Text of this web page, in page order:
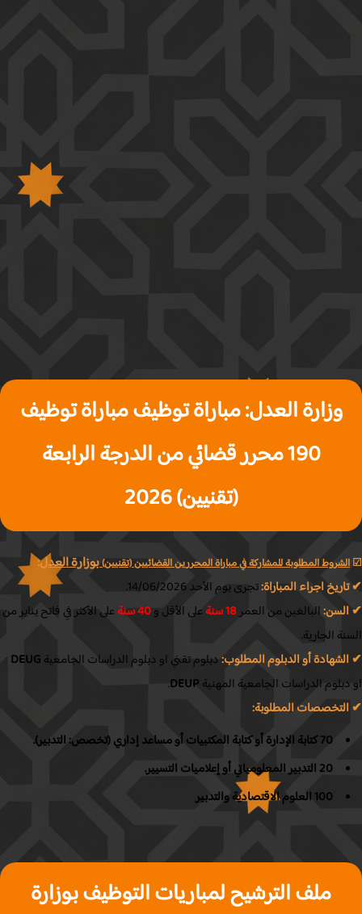
وزارة العدل: مباراة توظيف مباراة توظيف
190 محرر قضائي من الدرجة الرابعة
(تقنيين) 2026
المطلوبة للمشاركة في مباراة المحررين القضائيين(تقنيين)بوزارة العدل:
اجراء المباراة:تجرى يوم الأحد 14/06/2026.
البالغين من العمر18 سنة على الأقل و40 سنة
على الأكثر في فاتح يناير من
الجارية.
أو الدبلوم المطلوب:دبلوم تقنياو دبلوم الدراسات الجامعيةDEUG
الدراسات الجامعية المهنيةDEUP
.
المطلوبة:
70 كتابة الإدارة أو كتابة المكتبيات أو مساعد إداري (تخصص: التدبير).
20 التدبير المعلومياتي أو إعلاميات التسيير.
100 العلوم الاقتصادية والتدبير
ملف الترشيح لمباريات التوظيف بوزارة